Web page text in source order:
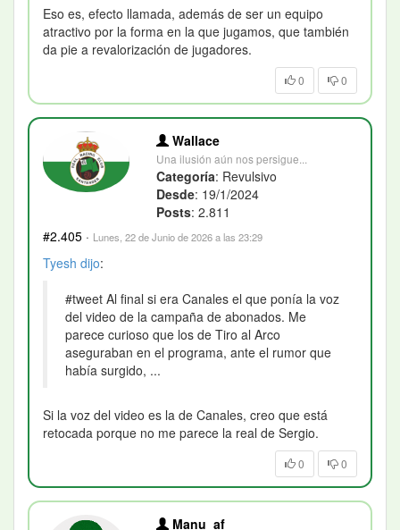
Eso es, efecto llamada, además de ser un equipo
atractivo por la forma en la que jugamos, que también
da pie a revalorización de jugadores.
0 0
Wallace
Una ilusión aún nos persigue...
Categoría: Revulsivo
Desde: 19/1/2024
Posts: 2.811
#2.405 · Lunes, 22 de Junio de 2026 a las 23:29
Tyesh dijo:
#tweet Al final si era Canales el que ponía la voz
del video de la campaña de abonados. Me
parece curioso que los de Tiro al Arco
aseguraban en el programa, ante el rumor que
había surgido, ...
Si la voz del video es la de Canales, creo que está
retocada porque no me parece la real de Sergio.
0 0
Manu_af